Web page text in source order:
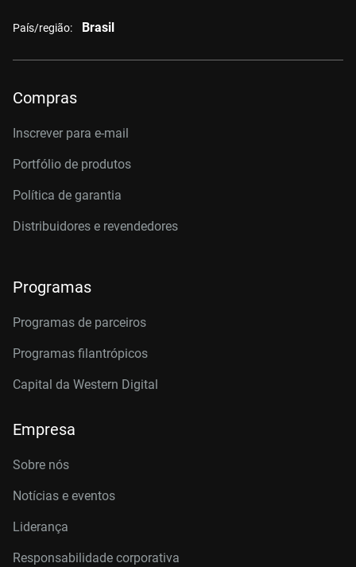
País/região: Brasil
Compras
Inscrever para e-mail
Portfólio de produtos
Política de garantia
Distribuidores e revendedores
Programas
Programas de parceiros
Programas filantrópicos
Capital da Western Digital
Empresa
Sobre nós
Notícias e eventos
Liderança
Responsabilidade corporativa